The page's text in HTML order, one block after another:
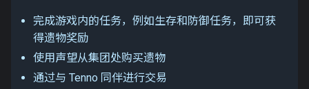
完成游戏内的任务，例如生存和防御任务，即可获
得遗物奖励
使用声望从集团处购买遗物
通过与 Tenno 同伴进行交易